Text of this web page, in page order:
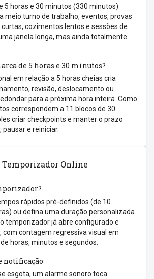
5 horas e 30 minutos (330 minutos)
meio turno de trabalho, eventos, provas
cozimentos lentos e sessões de
janela longa, mas ainda totalmente
de 5 horas e 30 minutos?
em relação a 5 horas cheias cria
revisão, deslocamento ou
para a próxima hora inteira. Como
correspondem a 11 blocos de 30
criar checkpoints e manter o prazo
e reiniciar.
Temporizador Online
rápidos pré-definidos (de 10
ou defina uma duração personalizada.
temporizador já abre configurado e
com contagem regressiva visual em
horas, minutos e segundos.
notificação
esgota, um alarme sonoro toca